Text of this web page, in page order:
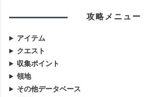
攻略メニュー
アイテム
クエスト
収集ポイント
領地
その他データベース